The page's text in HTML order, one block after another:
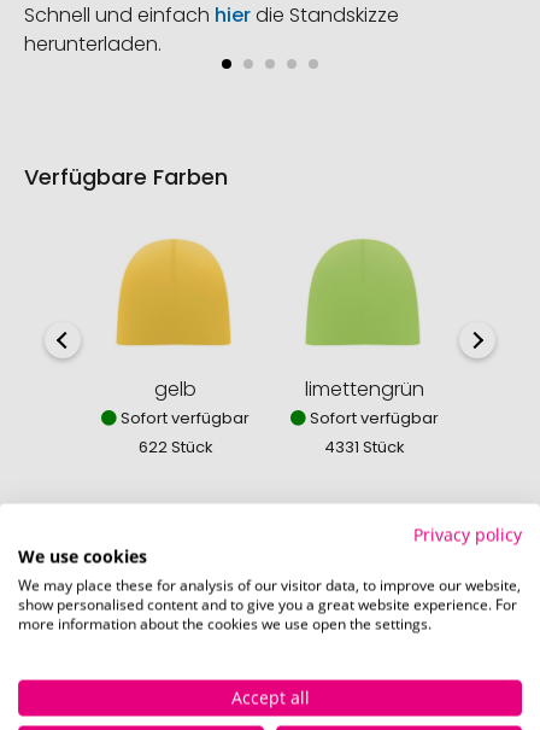
Schnell und einfach hierdie Standskizze
herunterladen.
Verfügbare Farben
gelb
Sofort verfügbar
622 Stück
limettengrün
Sofort verfügbar
4331 Stück
So einfach bestellen Sie Ihre Werbeartikel bei
Pinkcube
Privacy policy
We use cookies
We may place these for analysis of our visitor data, to improve our website,
show personalised content and to give you a great website experience. For
more information about the cookies we use open the settings.
Accept all